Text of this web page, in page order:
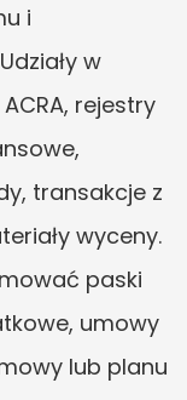
i
w
rejestry
transakcje z
wyceny.
paski
umowy
lub planu